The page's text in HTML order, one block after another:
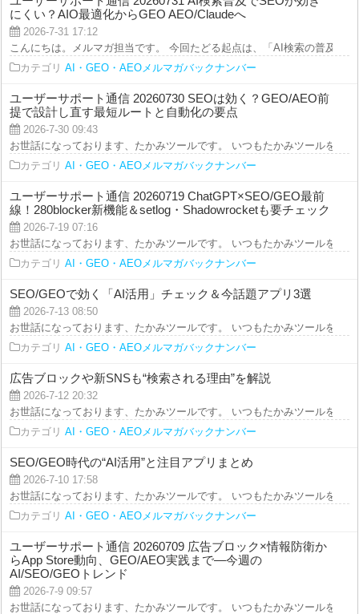
にくい？AIO最適化からGEO AEO/Claudeへ
2026-7-31 17:12
こんにちは。メルマガ担当です。 今回たどる起点は、「AI検索の普及で“
カテゴリ AI・GEO・AEOメルマガバックナンバー
ユーザーサポート通信 20260730 SEOは効く？GEO/AEO前
提で設計し直す最短ルートと自動化の要点
2026-7-30 09:43
お世話になっております、たかみツールです。 いつもたかみツールをご
カテゴリ AI・GEO・AEOメルマガバックナンバー
ユーザーサポート通信 20260719 ChatGPT×SEO/GEO最前
線！280blocker新機能＆setlog・Shadowrocketも要チェック
2026-7-19 07:16
お世話になっております、たかみツールです。 いつもたかみツールをご
カテゴリ AI・GEO・AEOメルマガバックナンバー
SEO/GEOで効く「AI活用」チェック＆今話題アプリ3選
2026-7-13 08:50
お世話になっております、たかみツールです。 いつもたかみツールをご
カテゴリ AI・GEO・AEOメルマガバックナンバー
広告ブロックや新SNSも“検索される理由”を解説
2026-7-12 20:32
お世話になっております、たかみツールです。 いつもたかみツールをご
カテゴリ AI・GEO・AEOメルマガバックナンバー
SEO/GEO時代の“AI活用”と注目アプリまとめ
2026-7-10 17:58
お世話になっております、たかみツールです。 いつもたかみツールをご
カテゴリ AI・GEO・AEOメルマガバックナンバー
ユーザーサポート通信 20260709 広告ブロック×情報防衛か
らApp Store動向、GEO/AEO実践まで—今週の
AI/SEO/GEOトレンド
2026-7-9 09:57
お世話になっております、たかみツールです。 いつもたかみツールをご